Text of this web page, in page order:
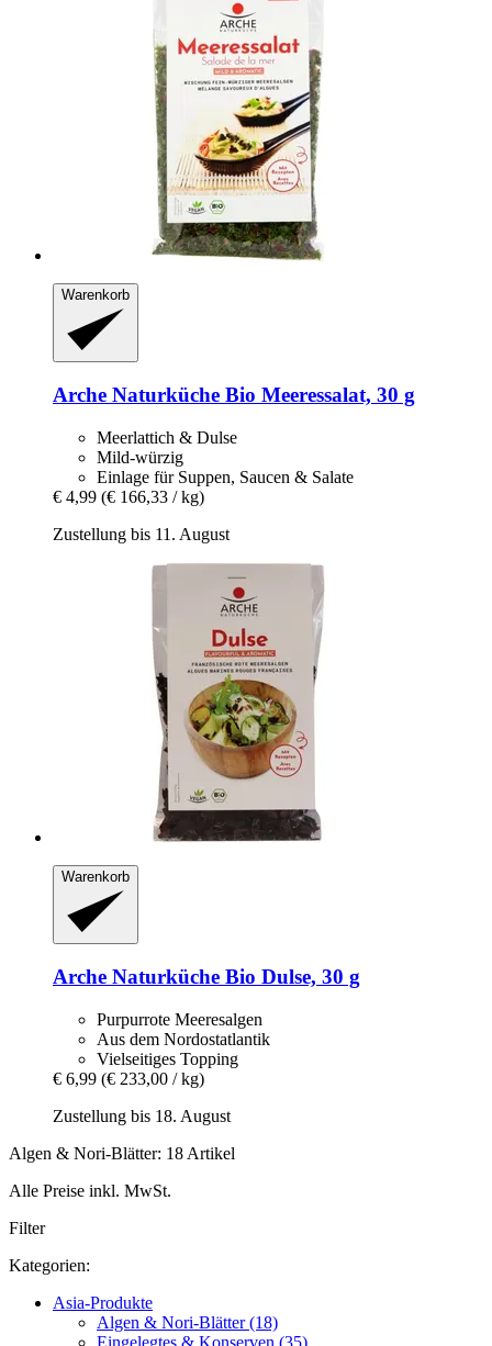
Warenkorb
Arche Naturküche Bio Meeressalat, 30 g
Meerlattich & Dulse
Mild-würzig
Einlage für Suppen, Saucen & Salate
€ 4,99 (€ 166,33 / kg)
Zustellung bis 11. August
Warenkorb
Arche Naturküche Bio Dulse, 30 g
Purpurrote Meeresalgen
Aus dem Nordostatlantik
Vielseitiges Topping
€ 6,99 (€ 233,00 / kg)
Zustellung bis 18. August
Algen & Nori-Blätter: 18 Artikel
Alle Preise inkl. MwSt.
Filter
Kategorien:
Asia-Produkte
Algen & Nori-Blätter (18)
Eingelegtes & Konserven (35)